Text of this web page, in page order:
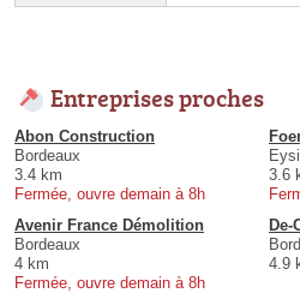
Entreprises proches
Abon Construction
Bordeaux
3.4 km
Fermée, ouvre demain à 8h
3.6
Avenir France Démolition
Bordeaux
4 km
Fermée, ouvre demain à 8h
4.9